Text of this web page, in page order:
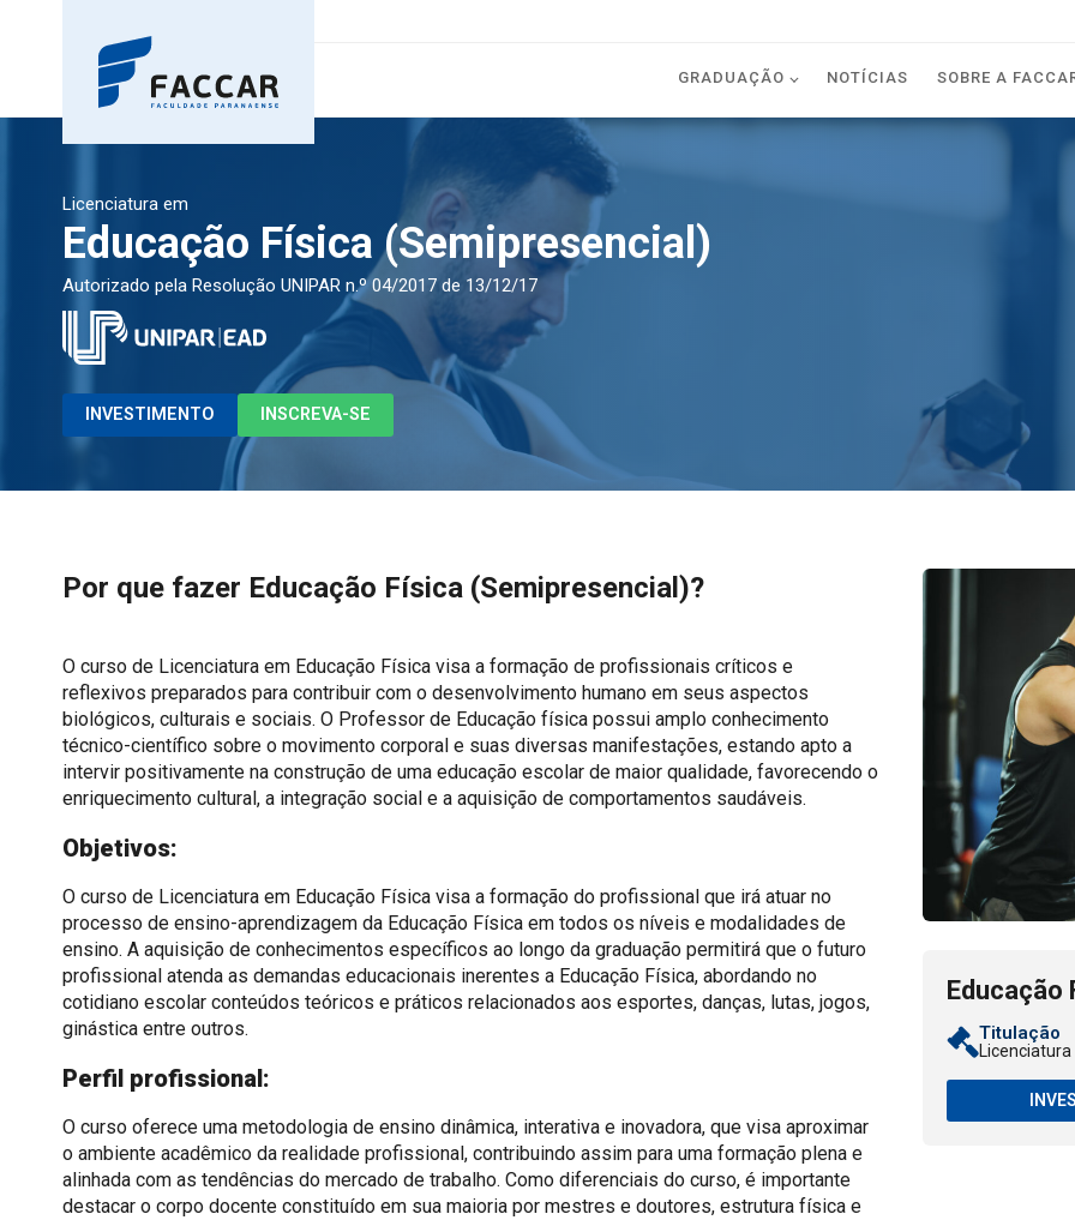
GRADUAÇÃO NOTÍCIAS SOBRE A
Licenciatura em
Educação Física (Semipresencial)
Autorizado pela Resolução UNIPAR n.º 04/2017 de 13/12/17
INVESTIMENTO INSCREVA-SE
Por que fazer Educação Física (Semipresencial)?
O curso de Licenciatura em Educação Física visa a formação de profissionais críticos e
reflexivos preparados para contribuir com o desenvolvimento humano em seus aspectos
biológicos, culturais e sociais. O Professor de Educação física possui amplo conhecimento
técnico-científico sobre o movimento corporal e suas diversas manifestações, estando apto a
intervir positivamente na construção de uma educação escolar de maior qualidade, favorecendo o
enriquecimento cultural, a integração social e a aquisição de comportamentos saudáveis.
Objetivos:
O curso de Licenciatura em Educação Física visa a formação do profissional que irá atuar no
processo de ensino-aprendizagem da Educação Física em todos os níveis e modalidades de
ensino. A aquisição de conhecimentos específicos ao longo da graduação permitirá que o futuro
profissional atenda as demandas educacionais inerentes a Educação Física, abordando no
cotidiano escolar conteúdos teóricos e práticos relacionados aos esportes, danças, lutas, jogos,
ginástica entre outros.
Perfil profissional:
O curso oferece uma metodologia de ensino dinâmica, interativa e inovadora, que visa aproximar
o ambiente acadêmico da realidade profissional, contribuindo assim para uma formação plena e
alinhada com as tendências do mercado de trabalho. Como diferenciais do curso, é importante
destacar o corpo docente constituído em sua maioria por mestres e doutores, estrutura física e
Educação
Titulação
Licenciatura